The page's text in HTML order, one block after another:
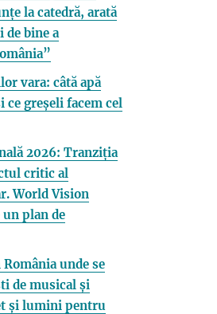
la catedră, arată
bine a
vara: câtă apă
ce greșeli facem cel
2026: Tranziția
critic al
World Vision
plan de
unde se
de musical și
și lumini pentru